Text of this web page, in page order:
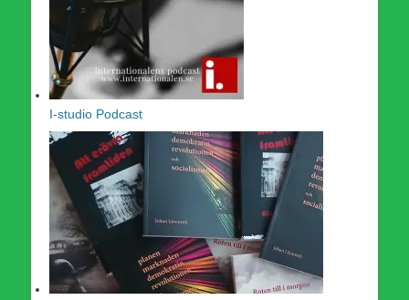
I-studio Podcast